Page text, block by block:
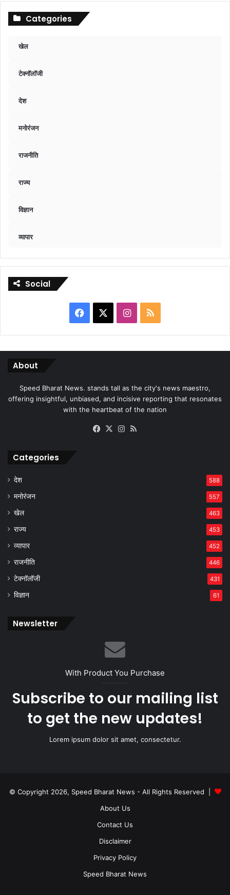
Categories
खेल
टेक्नॉलॉजी
देश
मनोरंजन
राजनीति
राज्य
विज्ञान
व्यापार
Social
Facebook Instagram
RSS
About
Speed Bharat News. stands tall as the city's news maestro,
offering insightful, unbiased, and incisive reporting that resonates
with the heartbeat of the nation
Facebook
X Instagram
Categories
देश 588
मनोरंजन 557
खेल 463
राज्य 453
व्यापार 452
राजनीति 446
टेक्नॉलॉजी 431
विज्ञान 61
Newsletter
With Product You Purchase
Subscribe to our mailing list
to get the new updates!
Lorem ipsum dolor sit amet, consectetur.
© Copyright 2026, Speed Bharat News - All Rights Reserved |
About Us
Contact Us
Disclaimer
Privacy Policy
Speed Bharat News